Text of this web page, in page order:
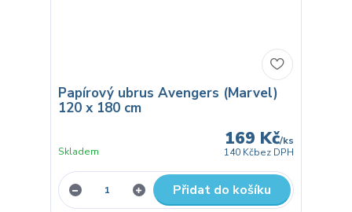
Papírový ubrus Avengers (Marvel)
120 x 180 cm
169 Kč/ks
140 Kčbez DPH
Skladem
Přidat do košíku